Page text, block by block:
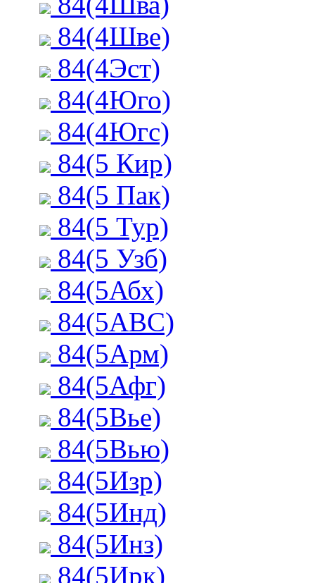
84(4Шве)
84(4Эст)
84(4Юго)
84(4Югс)
84(5 Кир)
84(5 Пак)
84(5 Тур)
84(5 Узб)
84(5Абх)
84(5АВС)
84(5Арм)
84(5Афг)
84(5Вье)
84(5Вью)
84(5Изр)
84(5Инд)
84(5Инз)
84(5Ирк)